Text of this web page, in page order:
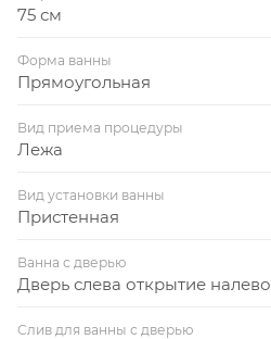
75 см
Форма ванны
Прямоугольная
Вид приема процедуры
Лежа
Вид установки ванны
Пристенная
Ванна с дверью
Дверь слева открытие налево
Слив для ванны с дверью